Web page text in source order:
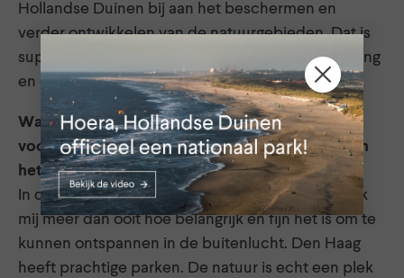
Hollandse Duinen bij aan het beschermen en
verder ontwikkelen van de natuurgebieden. Dat is
super belangrijk met het oog op klimaatverandering
en de uitdagingen van een groeiende stad.
Wat betekent Nationaal Park Hollandse Duinen
voor u persoonlijk en waar geniet u het meest in
het park?
In deze gekke en soms moeilijke tijden realiseer ik
mij meer dan ooit hoe belangrijk en fijn het is om te
kunnen ontspannen in de buitenlucht. Den Haag
heeft prachtige parken. De natuur is echt een plek